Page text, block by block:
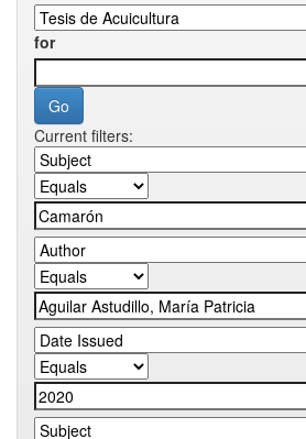
for
Current filters: